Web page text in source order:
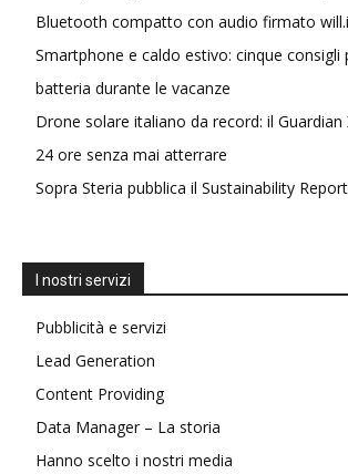
Bluetooth compatto con audio firmato
Smartphone e caldo estivo: cinque consigli
batteria durante le vacanze
Drone solare italiano da record: il
24 ore senza mai atterrare
Sopra Steria pubblica il Sustainability
I nostri servizi
Pubblicità e servizi
Lead Generation
Content Providing
Data Manager – La storia
Hanno scelto i nostri media